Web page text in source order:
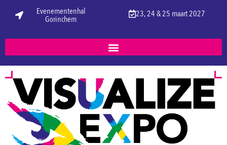
Evenementenhal
Gorinchem
23, 24 & 25 maart 2027